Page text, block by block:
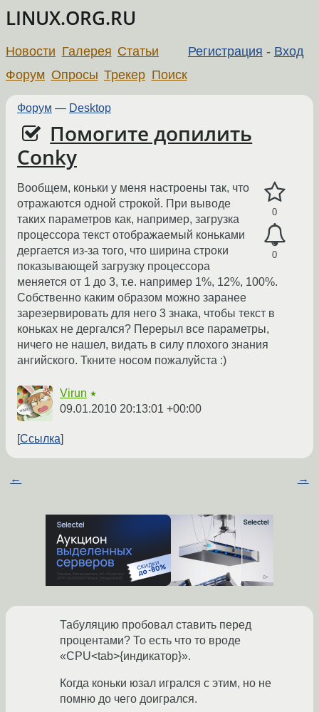
LINUX.ORG.RU
Регистрация - Вход
Новости Галерея Статьи
Форум Опросы Трекер Поиск
Форум — Desktop
Помогите допилить
Conky
0
0
Вообщем, коньки у меня настроены так, что
отражаются одной строкой. При выводе
таких параметров как, например, загрузка
процессора текст отображаемый коньками
дергается из-за того, что ширина строки
показывающей загрузку процессора
меняется от 1 до 3, т.е. например 1%, 12%, 100%.
Собственно каким образом можно заранее
зарезервировать для него 3 знака, чтобы текст в
коньках не дергался? Перерыл все параметры,
ничего не нашел, видать в силу плохого знания
ангийского. Ткните носом пожалуйста :)
Virun ★
09.01.2010 20:13:01 +00:00
Ссылка
← →
Табуляцию пробовал ставить перед
процентами? То есть что то вроде
«CPU<tab>{индикатор}».
Когда коньки юзал игрался с этим, но не
помню до чего доигрался.